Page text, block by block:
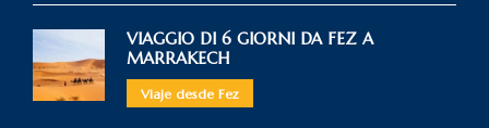
VIAGGIO DI 6 GIORNI DA FEZ A
MARRAKECH
Viaje desde Fez